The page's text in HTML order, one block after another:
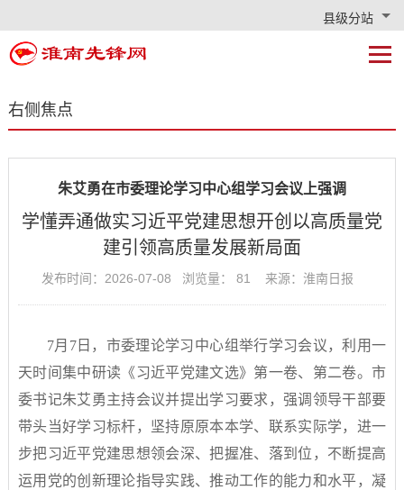
县级分站
右侧焦点
朱艾勇在市委理论学习中心组学习会议上强调
学懂弄通做实习近平党建思想开创以高质量党
建引领高质量发展新局面
发布时间：2026-07-08 浏览量： 81 来源：淮南日报
7月7日，市委理论学习中心组举行学习会议，利用一
天时间集中研读《习近平党建文选》第一卷、第二卷。市
委书记朱艾勇主持会议并提出学习要求，强调领导干部要
带头当好学习标杆，坚持原原本本学、联系实际学，进一
步把习近平党建思想领会深、把握准、落到位，不断提高
运用党的创新理论指导实践、推动工作的能力和水平，凝